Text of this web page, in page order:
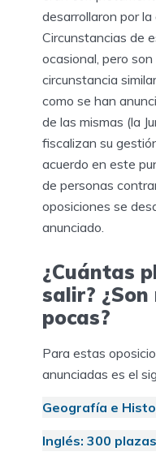
desarrollaron por la
Circunstancias de
ocasional, pero
circunstancia
como se han
de las mismas (la
fiscalizan su
acuerdo en este
de personas
oposiciones se
anunciado.
¿Cuántas
salir? ¿Son
pocas?
Para estas
anunciadas es el
Geografía e
Inglés: 300 plazas